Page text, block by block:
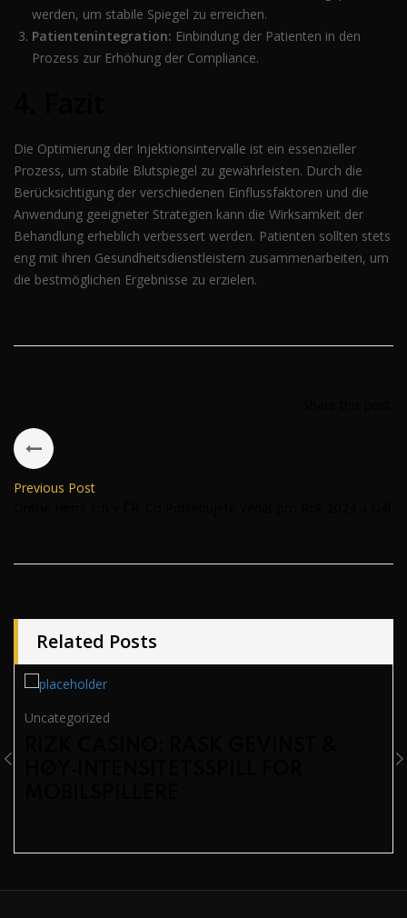
werden, um stabile Spiegel zu erreichen.
Patientenintegration: Einbindung der Patienten in den
Prozess zur Erhöhung der Compliance.
Die Optimierung der Injektionsintervalle ist ein essenzieller
Prozess, um stabile Blutspiegel zu gewährleisten. Durch die
Berücksichtigung der verschiedenen Einflussfaktoren und die
Anwendung geeigneter Strategien kann die Wirksamkeit der
Behandlung erheblich verbessert werden. Patienten sollten stets
eng mit ihren Gesundheitsdienstleistern zusammenarbeiten, um
die bestmöglichen Ergebnisse zu erzielen.
Previous Post
Related Posts
Uncategorized